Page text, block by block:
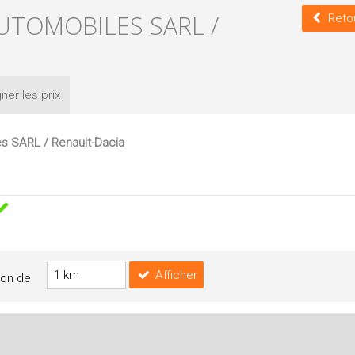
SARL /
les prix
SARL / Renault-Dacia
de Afficher